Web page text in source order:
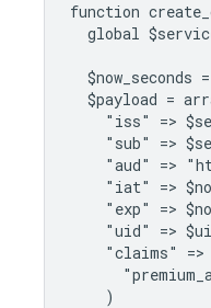
function
global
$now_seconds
$payload =
"iss" =>
"sub" =>
"aud" =>
"iat" =>
"exp" =>
"uid" =>
"claims" =>
    )